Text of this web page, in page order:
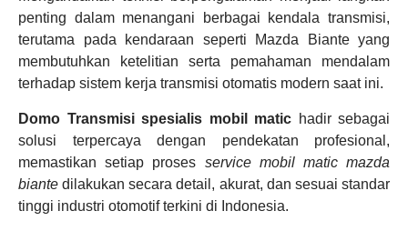
penting dalam menangani berbagai kendala transmisi,
terutama pada kendaraan seperti Mazda Biante yang
membutuhkan ketelitian serta pemahaman mendalam
terhadap sistem kerja transmisi otomatis modern saat ini.
Domo Transmisi spesialis mobil matic hadir sebagai
solusi terpercaya dengan pendekatan profesional,
memastikan setiap proses service mobil matic mazda
biante dilakukan secara detail, akurat, dan sesuai standar
tinggi industri otomotif terkini di Indonesia.